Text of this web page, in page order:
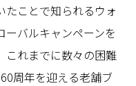
たことで知られるウォ
ーバルキャンペーンを
これまでに数々の困難
周年を迎える老舗ブ